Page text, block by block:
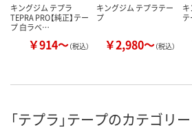
キングジム テプラ
TEPRA PRO【純正】テー
プ 白ラベ…
￥914～（税込）
キングジム テプラテー
プ
￥2,980～（税込）
テ
「テプラ」テープのカテゴリー